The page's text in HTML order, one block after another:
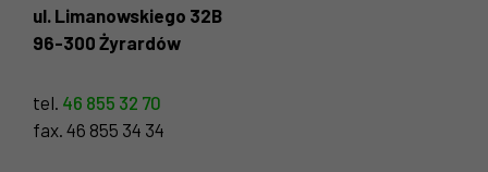
ul. Limanowskiego 32B
96-300 Żyrardów
tel. 46 855 32 70
fax. 46 855 34 34